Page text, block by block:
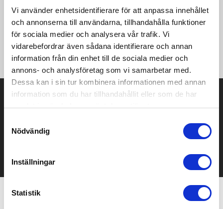
Vi använder enhetsidentifierare för att anpassa innehållet
och annonserna till användarna, tillhandahålla funktioner
för sociala medier och analysera vår trafik. Vi
vidarebefordrar även sådana identifierare och annan
information från din enhet till de sociala medier och
annons- och analysföretag som vi samarbetar med.
Dessa kan i sin tur kombinera informationen med annan
information som du har tillhandahållit eller som de har
samlat in när du har använt deras tjänster.
Nödvändig
Inställningar
Statistik
vaddering (fleece och taft®) ·Vindtät och vattenavvisande
·Huva i kragen ·Dragkedja (ton-i-ton) med vindskydd och skydd
för hakan ·Justerbara ärmkanter med kardborrband ·Ficka på
insidan och två sidofickor med dragkedja ·Tillgång till
dekoration på ryggen.
Prisuppgift på mailen?
Det går också utmärkt att bara ställa frågor!